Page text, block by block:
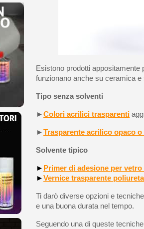
Esistono prodotti
funzionano anche su ceramica e
Tipo senza solventi
►Colori acrilici trasparenti
►Trasparente acrilico opaco
Solvente tipico
► Primer di adesione per vetro
►Vernice trasparente
Ti darò diverse opzioni e
e una buona durata nel tempo.
Seguendo una di queste